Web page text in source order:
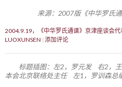
来源：2007版《中华罗
2004.9.19，《中华罗氏通谱》京津座谈会代
LUOXUNSEN 添加评论
标题插图：左2，罗元发 右2，
本会北京联络处主任 左1，罗训森总